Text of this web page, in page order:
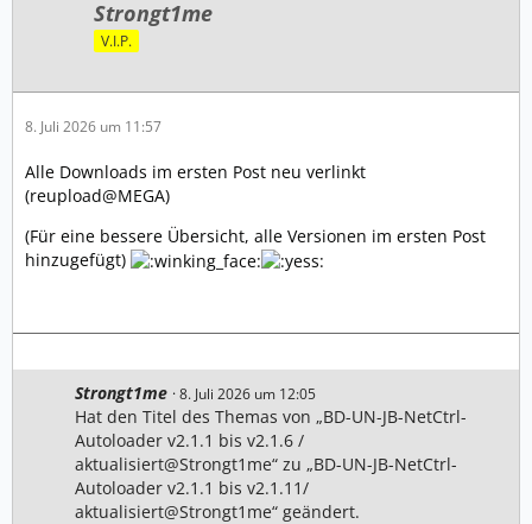
Strongt1me
V.I.P.
8. Juli 2026 um 11:57
Alle Downloads im ersten Post neu verlinkt
(reupload@MEGA)
(Für eine bessere Übersicht, alle Versionen im ersten Post
hinzugefügt)
Strongt1me 8. Juli 2026 um 12:05
Hat den Titel des Themas von „BD-UN-JB-NetCtrl-
Autoloader v2.1.1 bis v2.1.6 /
aktualisiert@Strongt1me“ zu „BD-UN-JB-NetCtrl-
Autoloader v2.1.1 bis v2.1.11/
aktualisiert@Strongt1me“ geändert.